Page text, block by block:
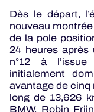
Dès le départ,
nouveau
de la pole
24 heures après
n°12 à
initialement
avantage de
long de 13,626
BMW, Robin